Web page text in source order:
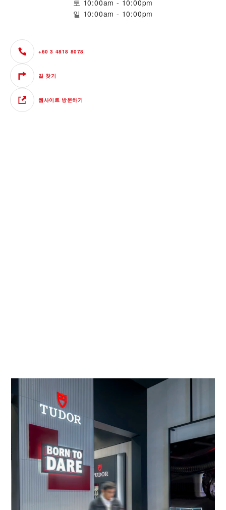
토 10:00am - 10:00pm
일 10:00am - 10:00pm
+60 3 4818 8078
길 찾기
웹사이트 방문하기